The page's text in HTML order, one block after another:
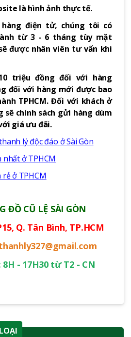
là hình ảnh thực tế.
điện tử, chúng tôi có
từ 3 - 6 tháng tùy mặt
được nhân viên tư vấn khi
triệu đồng đối với hàng
đối với hàng mới được bao
TPHCM. Đối với khách ở
sẽ chính sách gửi hàng dùm
giá ưu đãi.
lý độc đáo ở Sài Gòn
ở TPHCM
ở TPHCM
ĐỒ CŨ LỆ SÀI GÒN
Q. Tân Bình, TP.HCM
- 17H30 từ T2 - CN